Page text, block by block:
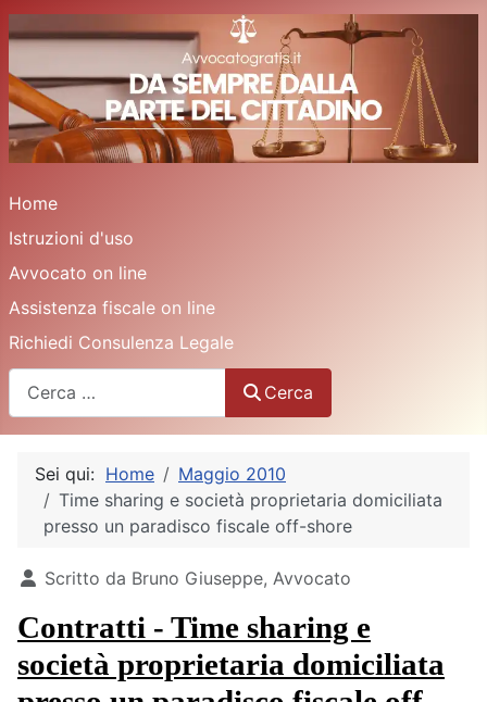
Home
Istruzioni d'uso
Avvocato on line
Assistenza fiscale on line
Richiedi Consulenza Legale
Cerca
Sei qui: Home
Maggio 2010
Time sharing e società proprietaria domiciliata
presso un paradisco fiscale off-shore
Dettagli
Scritto da Bruno Giuseppe, Avvocato
Contratti - Time sharing e
società proprietaria domiciliata